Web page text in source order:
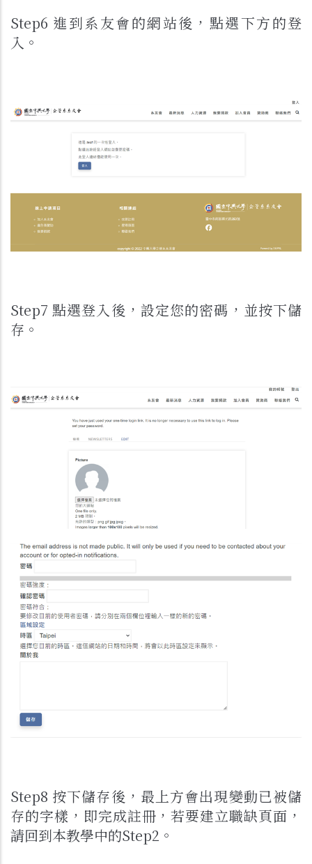
Step6 進到系友會的網站後，點選下方的登
入。
Step7 點選登入後，設定您的密碼，並按下儲
存。
Step8 按下儲存後，最上方會出現變動已被儲
存的字樣，即完成註冊，若要建立職缺頁面，
請回到本教學中的Step2。